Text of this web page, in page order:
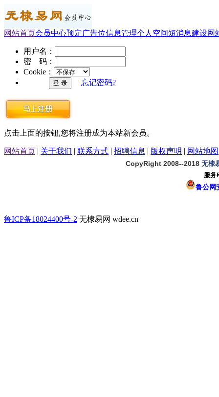
网站首页会员中心预定广告位信息管理个人空间短消息建设网
用户名：
密 码：
Cookie：
忘记密码?
点击上面的按钮,您将注册成为本站新会员。
网站首页 | 关于我们 | 联系方式 | 招聘信息 | 版权声明 | 网站地图
CopyRight 2008--2018 无棣
服务
鲁公网
鲁ICP备18024400号-2 无棣易网 wdee.cn